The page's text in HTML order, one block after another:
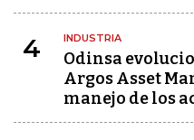
4 INDUSTRIA
Odinsa
Argos Asset
manejo de los